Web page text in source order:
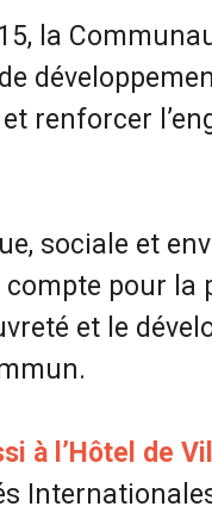
la
renforcer
sociale et
pour la
et le
à l’Hôtel de